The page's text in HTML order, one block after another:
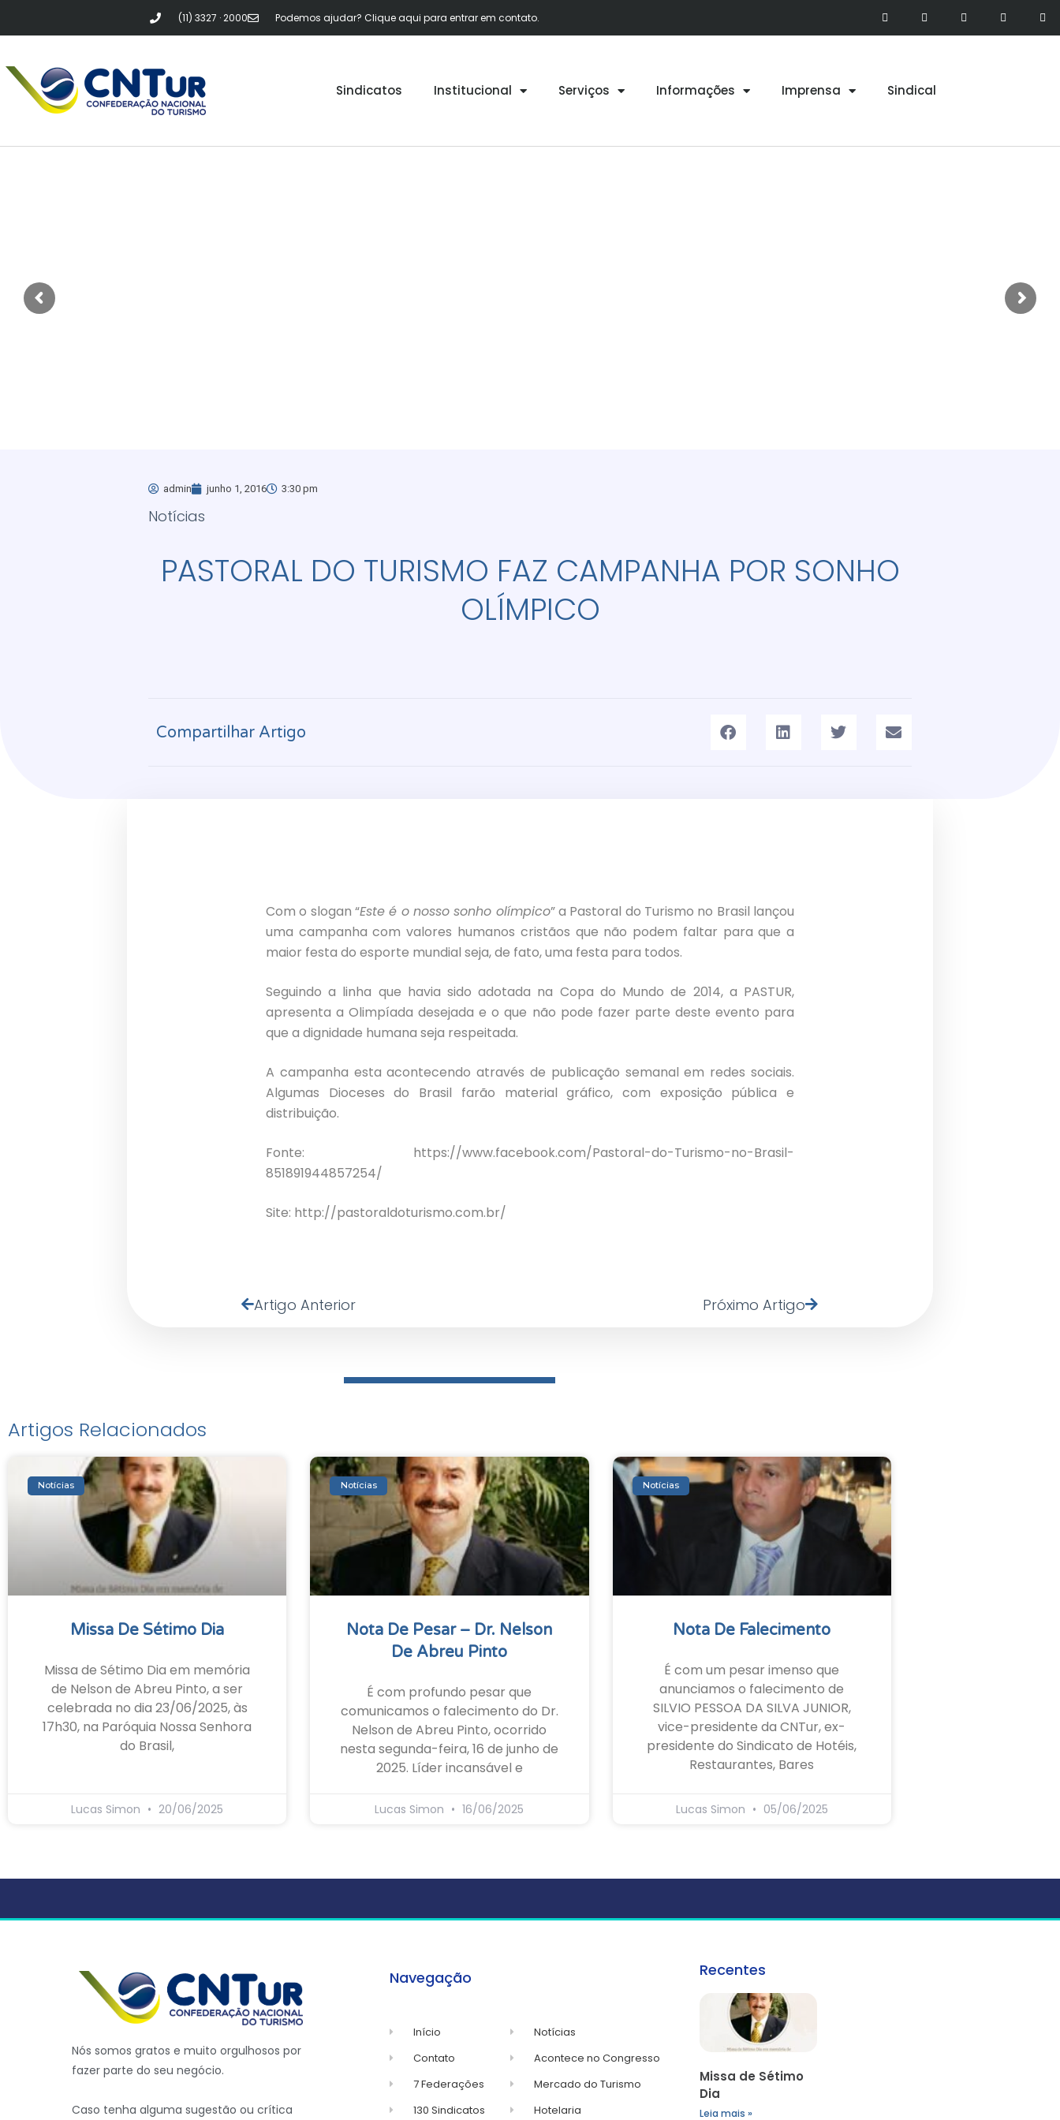
(11) 3327 · 2000 Podemos ajudar? Clique aqui para entrar em contato.
Sindicatos Institucional Serviços Informações Imprensa Sindical
admin junho 1, 2016 3:30 pm
Notícias
PASTORAL DO TURISMO FAZ CAMPANHA POR SONHO
OLÍMPICO
Compartilhar Artigo
Com o slogan “Este é o nosso sonho olímpico” a Pastoral do Turismo no Brasil lançou
uma campanha com valores humanos cristãos que não podem faltar para que a
maior festa do esporte mundial seja, de fato, uma festa para todos.
Seguindo a linha que havia sido adotada na Copa do Mundo de 2014, a PASTUR,
apresenta a Olimpíada desejada e o que não pode fazer parte deste evento para
que a dignidade humana seja respeitada.
A campanha esta acontecendo através de publicação semanal em redes sociais.
Algumas Dioceses do Brasil farão material gráfico, com exposição pública e
distribuição.
Fonte: https://www.facebook.com/Pastoral-do-Turismo-no-Brasil-
851891944857254/
Site: http://pastoraldoturismo.com.br/
Artigo Anterior Próximo Artigo
Artigos Relacionados
Notícias
Missa De Sétimo Dia
Missa de Sétimo Dia em memória
de Nelson de Abreu Pinto, a ser
celebrada no dia 23/06/2025, às
17h30, na Paróquia Nossa Senhora
do Brasil,
Lucas Simon 20/06/2025
Notícias
Nota De Pesar – Dr. Nelson
De Abreu Pinto
É com profundo pesar que
comunicamos o falecimento do Dr.
Nelson de Abreu Pinto, ocorrido
nesta segunda-feira, 16 de junho de
2025. Líder incansável e
Lucas Simon 16/06/2025
Notícias
Nota De Falecimento
É com um pesar imenso que
anunciamos o falecimento de
SILVIO PESSOA DA SILVA JUNIOR,
vice-presidente da CNTur, ex-
presidente do Sindicato de Hotéis,
Restaurantes, Bares
Lucas Simon 05/06/2025
Nós somos gratos e muito orgulhosos por
fazer parte do seu negócio.
Caso tenha alguma sugestão ou crítica
Navegação
Início
Contato
7 Federações
130 Sindicatos
Notícias
Acontece no Congresso
Mercado do Turismo
Hotelaria
Recentes
Missa de Sétimo
Dia
Leia mais »